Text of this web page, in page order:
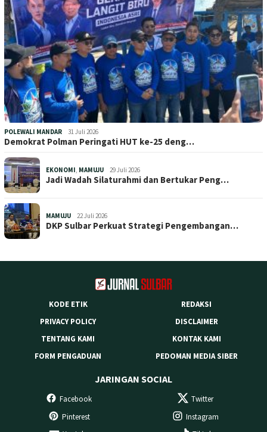
POLEWALI MANDAR 31 Juli 2026
Demokrat Polman Peringati HUT ke-25 deng…
EKONOMI, MAMUJU 29 Juli 2026
Jadi Wadah Silaturahmi dan Bertukar Peng…
MAMUJU 22 Juli 2026
DKP Sulbar Perkuat Strategi Pengembangan…
KODE ETIK
REDAKSI
PRIVACY POLICY
DISCLAIMER
TENTANG KAMI
KONTAK KAMI
FORM PENGADUAN
PEDOMAN MEDIA SIBER
JARINGAN SOCIAL
Facebook
Twitter
Pinterest
Instagram